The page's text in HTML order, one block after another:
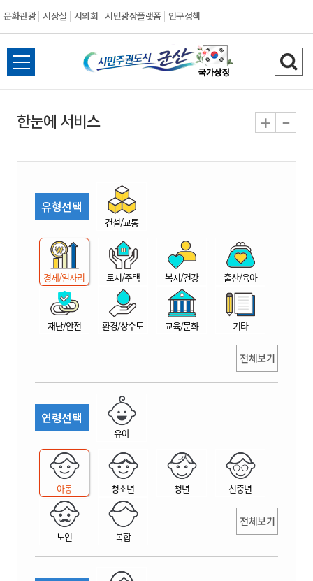
문화관광 시장실 시의회 시민광장플랫폼 인구정책
시
민
권
시
산
전
체
뉴
열
검
색
기
한눈에 서비스 + -
유형선택
건설/교통
경제/일자리 토지/주택 복지/건강 출산/육아
재난/안전 환경/상수도 교육/문화 기타
전체보기
연령선택
유아
아동 청소년 청년 신중년
노인 복합
전체보기